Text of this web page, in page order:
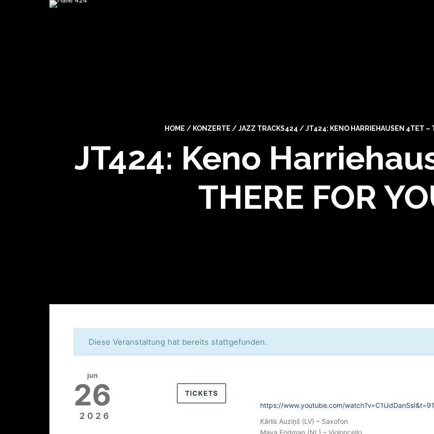
HOME / KONZERTE /JAZZ TRACKS424 /JT424: KENO HARRIEHAUSEN 4TET –
JT424: Keno
THERE FOR
Diese Veranstaltung hat bereits stattgefunden.
4
2
https://www.youtube.com/
Kārlis Auziņš (LV) – Saxofon
Maya Fridman (NL) – Violoncello
jun
26
2026
TICKETS